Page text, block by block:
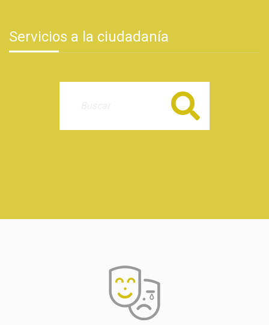
Servicios a la ciudadanía
Buscar